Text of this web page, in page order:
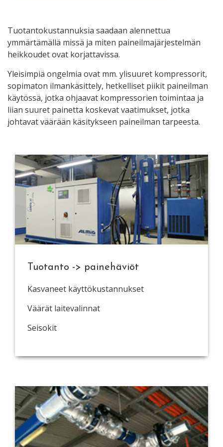
Tuotantokustannuksia saadaan alennettua
ymmärtämällä missä ja miten paineilmajärjestelmän
heikkoudet ovat korjattavissa.
Yleisimpiä ongelmia ovat mm. ylisuuret kompressorit,
sopimaton ilmankäsittely, hetkelliset piikit paineilman
käytössä, jotka ohjaavat kompressorien toimintaa ja
liian suuret painetta koskevat vaatimukset, jotka
johtavat väärään käsitykseen paineilman tarpeesta.
Tuotanto -> painehäviöt
Kasvaneet käyttökustannukset
Väärät laitevalinnat
Seisokit